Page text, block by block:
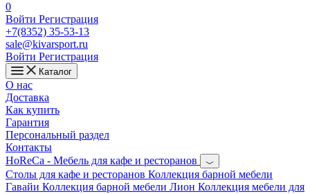
0
Войти Регистрация
+7(8352) 35-53-13
sale@kivarsport.ru
Войти Регистрация
Каталог
О нас
Доставка
Как купить
Гарантия
Персональный раздел
Контакты
HoReCa - Мебель для кафе и ресторанов
Cтолы для кафе и ресторанов Коллекция барной мебели
Гавайи Коллекция барной мебели Лион Коллекция мебели для